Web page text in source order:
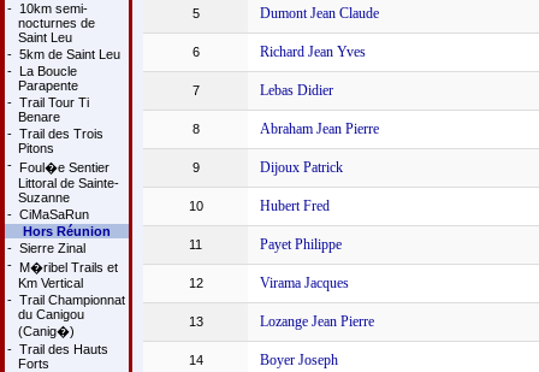
- 10km semi-
nocturnes de
Saint Leu
- 5km de Saint Leu
- La Boucle
Parapente
- Trail Tour Ti
Benare
- Trail des Trois
Pitons
- Foul�e Sentier
Littoral de Sainte-
Suzanne
- CiMaSaRun
Hors Réunion
- Sierre Zinal
- M�ribel Trails et
Km Vertical
- Trail Championnat
du Canigou
(Canig�)
- Trail des Hauts
Forts
5 Dumont Jean Claude
6 Richard Jean Yves
7 Lebas Didier
8 Abraham Jean Pierre
9 Dijoux Patrick
10 Hubert Fred
11 Payet Philippe
12 Virama Jacques
13 Lozange Jean Pierre
14 Boyer Joseph